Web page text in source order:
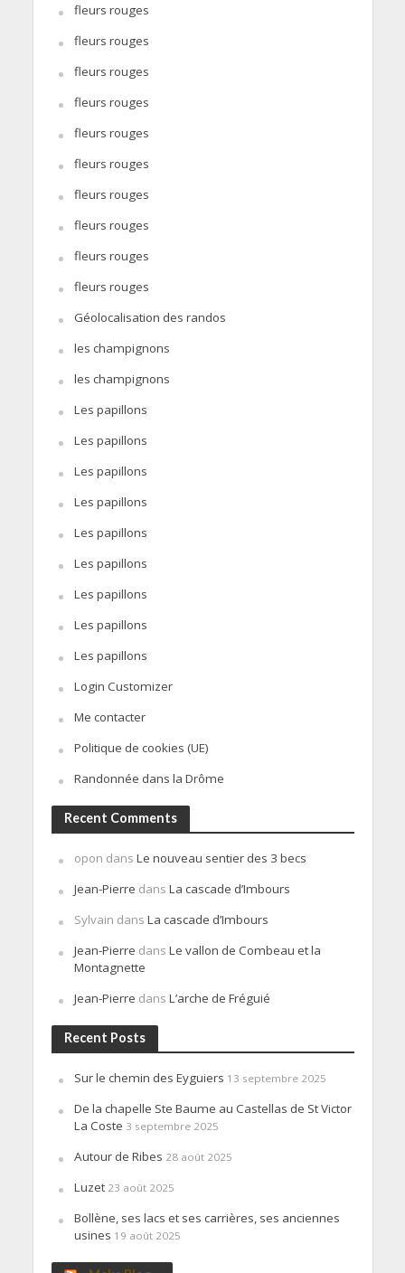
fleurs rouges
fleurs rouges
fleurs rouges
fleurs rouges
fleurs rouges
fleurs rouges
fleurs rouges
fleurs rouges
fleurs rouges
fleurs rouges
Géolocalisation des randos
les champignons
les champignons
Les papillons
Les papillons
Les papillons
Les papillons
Les papillons
Les papillons
Les papillons
Les papillons
Les papillons
Login Customizer
Me contacter
Politique de cookies (UE)
Randonnée dans la Drôme
Recent Comments
opon dans Le nouveau sentier des 3 becs
Jean-Pierre dans La cascade d’Imbours
Sylvain dans La cascade d’Imbours
Jean-Pierre dans Le vallon de Combeau et la
Montagnette
Jean-Pierre dans L’arche de Fréguié
Recent Posts
Sur le chemin des Eyguiers 13 septembre 2025
De la chapelle Ste Baume au Castellas de St Victor
La Coste 3 septembre 2025
Autour de Ribes 28 août 2025
Luzet 23 août 2025
Bollène, ses lacs et ses carrières, ses anciennes
usines 19 août 2025